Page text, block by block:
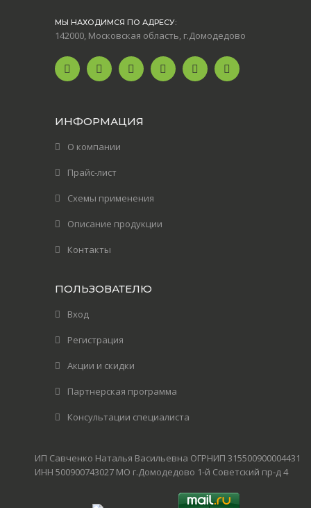
МЫ НАХОДИМСЯ ПО АДРЕСУ:
142000, Московская область, г.Домодедово
ИНФОРМАЦИЯ
О компании
Прайс-лист
Схемы применения
Описание продукции
Контакты
ПОЛЬЗОВАТЕЛЮ
Вход
Регистрация
Акции и скидки
Партнерская программа
Консультации специалиста
ИП Савченко Наталья Васильевна ОГРНИП 315500900004431
ИНН 500900743027 МО г.Домодедово 1-й Советский пр-д 4